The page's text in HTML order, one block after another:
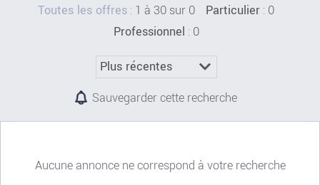
Toutes les offres : 1 à 30 sur 0 Particulier : 0
Professionnel : 0
Sauvegarder cette recherche
Aucune annonce ne correspond à votre recherche